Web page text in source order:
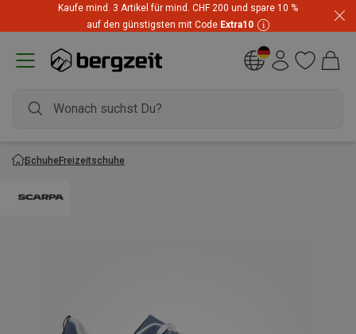
Kaufe mind. 3 Artikel für mind. CHF 200 und spare 10 %
auf den günstigsten mit Code Extra10
SchuheFreizeitschuhe